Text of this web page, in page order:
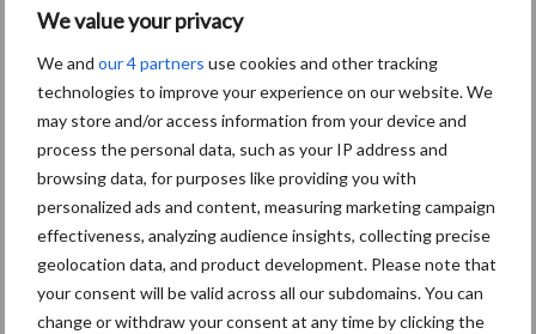
We value your privacy
We and our 4 partners use cookies and other tracking
technologies to improve your experience on our website. We
may store and/or access information from your device and
process the personal data, such as your IP address and
browsing data, for purposes like providing you with
personalized ads and content, measuring marketing campaign
effectiveness, analyzing audience insights, collecting precise
geolocation data, and product development. Please note that
your consent will be valid across all our subdomains. You can
change or withdraw your consent at any time by clicking the
deze minder stroom gebruikt.
Lagere druk op elektriciteitsnet
De overheid, netbeheerders en branchevereniging Techniek
Nederland werken daarnaast aan een protocol om
warmtepompen bij grootschalige renovaties en
nieuwbouwprojecten efficiënt in te stellen zodat deze niet
allemaal op hetzelfde moment veel elektriciteit gebruiken. Ook
wordt de handhaving van het verbod op de elektrische cv-ketel,
niet te verwarren met de volledig elektrische warmtepomp, als